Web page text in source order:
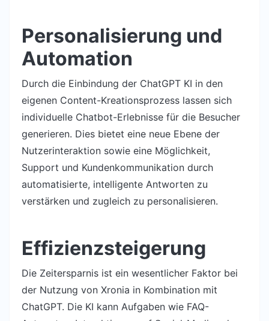
Personalisierung und
Automation
Durch die Einbindung der ChatGPT KI in den
eigenen Content-Kreationsprozess lassen sich
individuelle Chatbot-Erlebnisse für die Besucher
generieren. Dies bietet eine neue Ebene der
Nutzerinteraktion sowie eine Möglichkeit,
Support und Kundenkommunikation durch
automatisierte, intelligente Antworten zu
verstärken und zugleich zu personalisieren.
Effizienzsteigerung
Die Zeitersparnis ist ein wesentlicher Faktor bei
der Nutzung von Xronia in Kombination mit
ChatGPT. Die KI kann Aufgaben wie FAQ-